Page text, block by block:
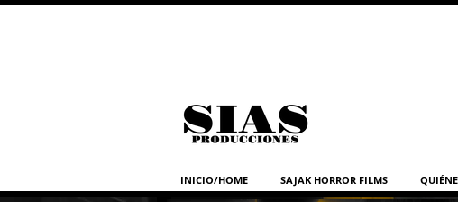
INICIO/HOME SAJAK HORROR FILMS